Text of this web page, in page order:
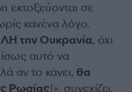
σε
κανένα λόγο.
την Ουκρανία, όχι
ίσως αυτό να
αν το κάνει, θα
Ρωσίας!», συνεχίζει,